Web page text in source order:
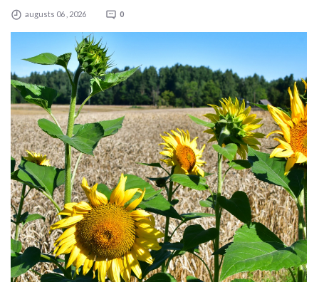
augusts 06 , 2026 0